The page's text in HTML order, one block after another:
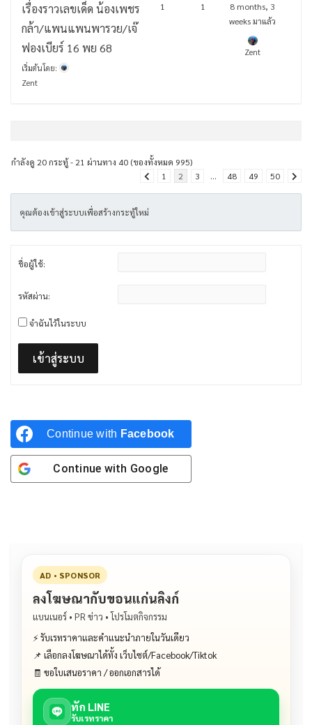
เรื่องราวเลขเด็ด น้องเพชร
กล้า/แพนแพนพารวย/เจ๊
ฟองเบียร์ 16 พย 68
เริ่มต้นโดย:
Zent
1 1
8 months, 3
weeks มาแล้ว
Zent
กำลังดู 20 กระทู้ - 21 ผ่านทาง 40 (ของทั้งหมด 995)
1
2 3 … 48 49 50
คุณต้องเข้าสู่ระบบเพื่อสร้างกระทู้ใหม่
ชื่อผู้ใช้:
รหัสผ่าน:
จำฉันไว้ในระบบ
เข้าสู่ระบบ
Continue with Facebook
Continue with Google
AD • SPONSOR
ลงโฆษณากับขอนแก่นลิงก์
แบนเนอร์ • PR ข่าว • โปรโมตกิจกรรม
⚡ รับเรทราคาและคำแนะนำภายในวันเดียว
📌 เลือกลงโฆษณาได้ทั้ง เว็บไซต์/Facebook/Tiktok
🧾 ขอใบเสนอราคา / ออกเอกสารได้
ทัก LINE
รับเรทราคา